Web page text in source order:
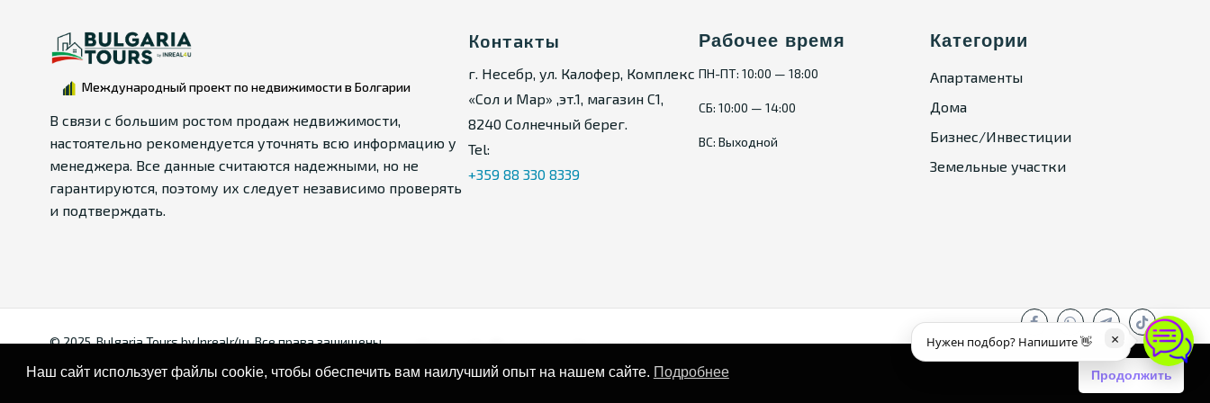
в этом районе обеспечивает стабильный доход и быструю ликвидность. Покупка
квартиры у моря в Равде — это выгодное вложение с перспективой роста стоимости и
стабильного дохода от аренды.
Международный проект по недвижимости в Болгарии
В связи с большим ростом продаж недвижимости,
настоятельно рекомендуется уточнять всю информацию у
менеджера. Все данные считаются надежными, но не
гарантируются, поэтому их следует независимо проверять
и подтверждать.
Контакты
г. Несебр, ул. Калофер, Комплекс
«Сол и Мар» ,эт.1, магазин С1,
8240 Солнечный берег.
Tel:
+359 88 330 8339
Рабочее время
ПН-ПТ: 10:00 — 18:00
СБ: 10:00 — 14:00
ВС: Выходной
Категории
Апартаменты
Дома
Бизнес/Инвестиции
Земельные участки
© 2025. Bulgaria Tours by Inrealr4u. Все права зашищены. Карта сайтаПолитика конфиденциальности ×
Нужен подбор? Напишите 👋
Наш сайт использует файлы cookie, чтобы обеспечить вам наилучший опыт на нашем сайте. Подробнее Продолжить